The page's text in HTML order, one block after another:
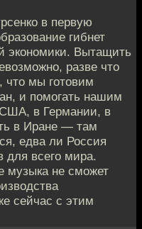
в первую
гибнет
экономики. Вытащить
разве что
что мы готовим
и помогать нашим
США, в Германии, в
в Иране — там
едва ли Россия
для всего мира.
музыка не сможет
сейчас с этим